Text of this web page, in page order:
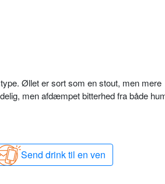
Øllet er sort som en stout, men mere
men afdæmpet bitterhed fra både
Send drink til en ven